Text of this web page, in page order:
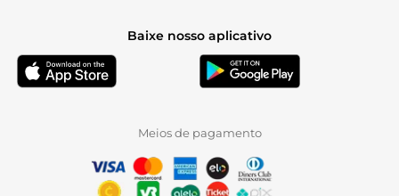
Baixe nosso aplicativo
Meios de pagamento